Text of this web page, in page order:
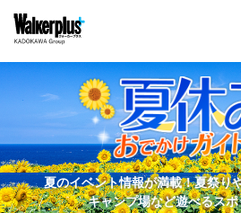
夏のイベント情報が満載！夏祭り
キャンプ場など遊べるス